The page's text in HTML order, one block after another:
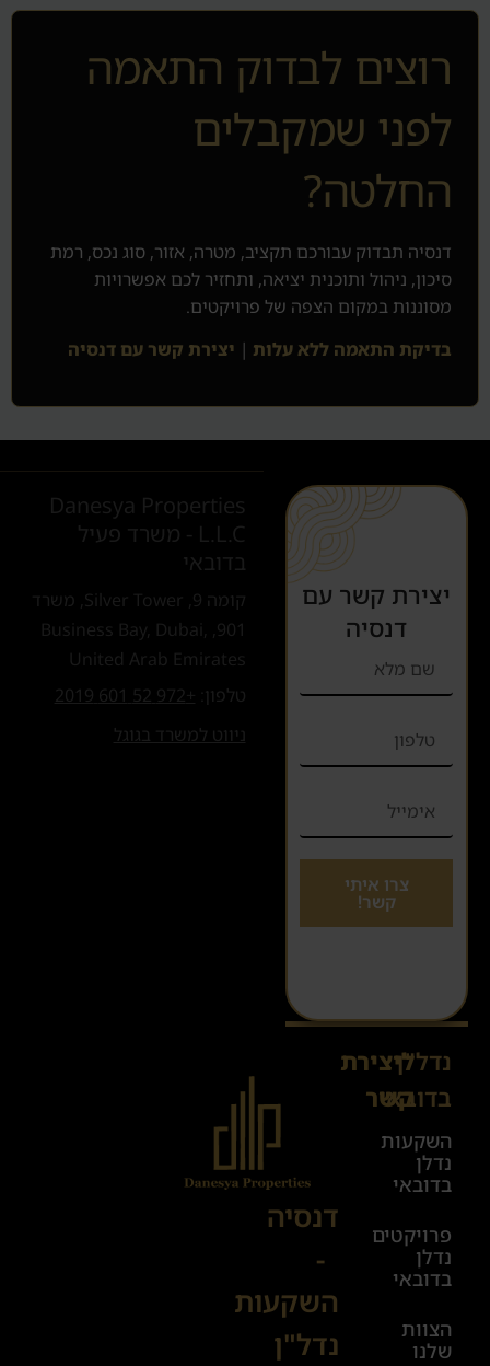
רוצים לבדוק התאמה
לפני שמקבלים
החלטה?
דנסיה תבדוק עבורכם תקציב, מטרה, אזור, סוג נכס, רמת
סיכון, ניהול ותוכנית יציאה, ותחזיר לכם אפשרויות
מסוננות במקום הצפה של פרויקטים.
בדיקת התאמה ללא עלות | יצירת קשר עם דנסיה
יצירת קשר עם
דנסיה
צרו איתי
קשר!
נדל"ן
בדובאי
השקעות
נדלן
בדובאי
פרויקטים
נדלן
בדובאי
הצוות
שלנו
ליצירת
קשר
א׳-ה׳
08:00-
00:00
יום ו׳
08:00-
17:00
Sales@danesya.co.il
דנסיה
-
השקעות
נדל"ן
Danesya Properties
L.L.C - משרד פעיל
בדובאי
קומה 9, Silver Tower, משרד
901, Business Bay, Dubai,
United Arab Emirates
טלפון:
+972 52 601 2019
ניווט למשרד בגוגל